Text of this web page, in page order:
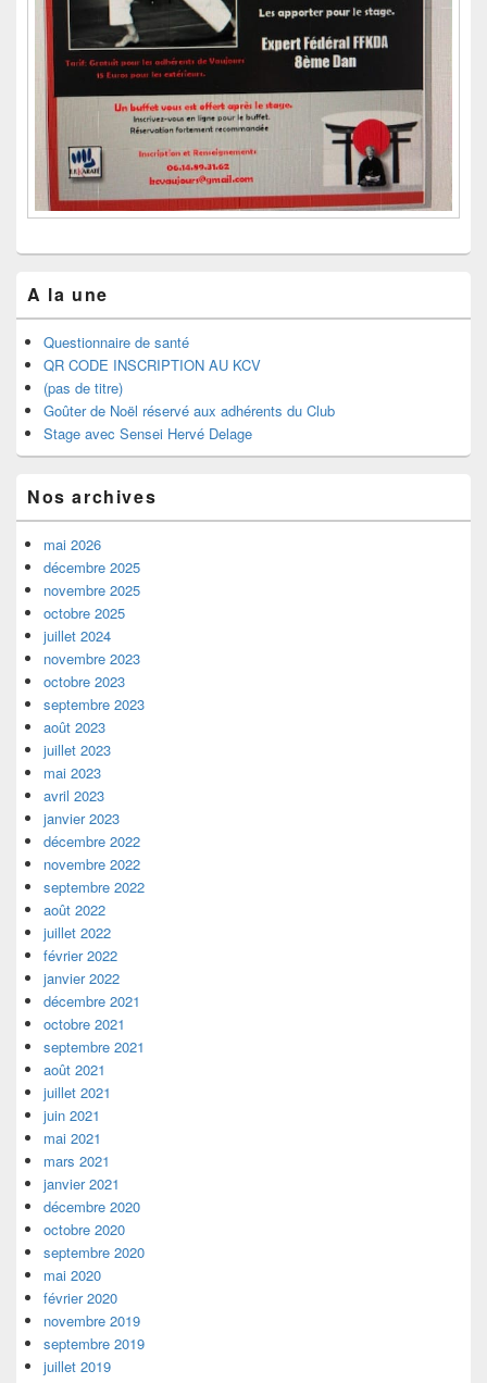
A la une
Questionnaire de santé
QR CODE INSCRIPTION AU KCV
(pas de titre)
Goûter de Noël réservé aux adhérents du Club
Stage avec Sensei Hervé Delage
Nos archives
mai 2026
décembre 2025
novembre 2025
octobre 2025
juillet 2024
novembre 2023
octobre 2023
septembre 2023
août 2023
juillet 2023
mai 2023
avril 2023
janvier 2023
décembre 2022
novembre 2022
septembre 2022
août 2022
juillet 2022
février 2022
janvier 2022
décembre 2021
octobre 2021
septembre 2021
août 2021
juillet 2021
juin 2021
mai 2021
mars 2021
janvier 2021
décembre 2020
octobre 2020
septembre 2020
mai 2020
février 2020
novembre 2019
septembre 2019
juillet 2019